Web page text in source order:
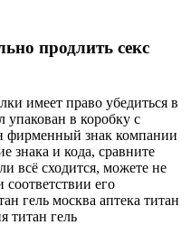
продлить секс
имеет право убедиться в
в коробку с
фирменный знак компании
знака и кода, сравните
всё сходится, можете не
соответствии его
гель москва аптека титан
титан гель